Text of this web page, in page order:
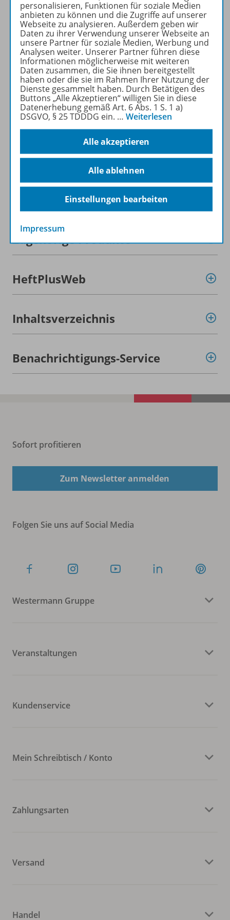
Jetzt kostengünstig
Probelesen oder gleich zum
Vorteilspreis abonnieren!
ZU DEN ABO-ANGEBOTEN
Produktinformationen
Beschreibung
Zugehörige Produkte
HeftPlusWeb
Inhaltsverzeichnis
Benachrichtigungs-Service
Sofort profitieren
Zum Newsletter anmelden
Folgen Sie uns auf Social Media
Westermann Gruppe
Veranstaltungen
Kundenservice
Mein Schreibtisch / Konto
Zahlungsarten
Versand
Handel
personalisieren, Funktionen für soziale Medien
anbieten zu können und die Zugriffe auf unserer
Webseite zu analysieren. Außerdem geben wir
Daten zu ihrer Verwendung unserer Webseite an
unsere Partner für soziale Medien, Werbung und
Analysen weiter. Unserer Partner führen diese
Informationen möglicherweise mit weiteren
Daten zusammen, die Sie ihnen bereitgestellt
haben oder die sie im Rahmen Ihrer Nutzung der
Dienste gesammelt haben. Durch Betätigen des
Buttons „Alle Akzeptieren“ willigen Sie in diese
Datenerhebung gemäß Art. 6 Abs. 1 S. 1 a)
DSGVO, § 25 TDDDG ein. … Weiterlesen
Alle akzeptieren
Alle ablehnen
Einstellungen bearbeiten
Impressum